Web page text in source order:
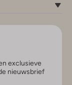
exclusieve
nieuwsbrief